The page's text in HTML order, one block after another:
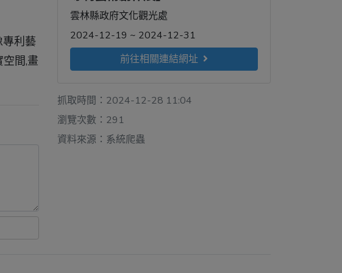
利藝
間,畫
雲林縣政府文化觀光處
2024-12-19 ~ 2024-12-31
前往相關連結網址
抓取時間：2024-12-28 11:04
瀏覽次數：291
資料來源：系統爬蟲